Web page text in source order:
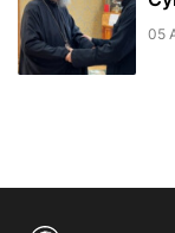
05